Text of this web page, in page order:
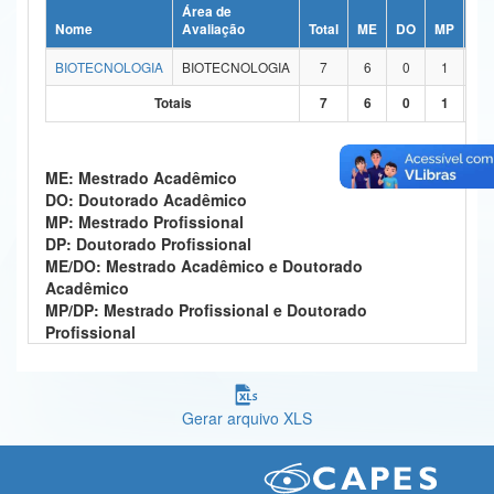
Ministério da Ciência, Tecnologia, Inovações e Comunicações
Ministério do Meio Ambiente
Controladoria-Geral da União
Ministério da Mulher, da Família e dos Direitos Humanos
Secretaria-Geral
Secretaria de Governo
Nome
Área de
Avaliação
Total ME DO MP
BIOTECNOLOGIA
BIOTECNOLOGIA 7 6 0 1
Totais
7 6 0 1
ME: Mestrado Acadêmico
DO: Doutorado Acadêmico
MP: Mestrado Profissional
DP: Doutorado Profissional
ME/DO: Mestrado Acadêmico e Doutorado
Acadêmico
MP/DP: Mestrado Profissional e Doutorado
Profissional
Gerar arquivo XLS